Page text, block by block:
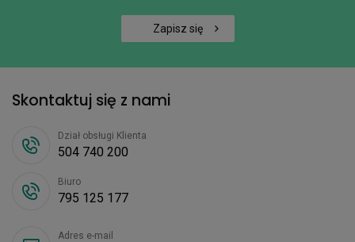
Zapisz się
Skontaktuj się z nami
Dział obsługi Klienta
504 740 200
Biuro
795 125 177
Adres e-mail